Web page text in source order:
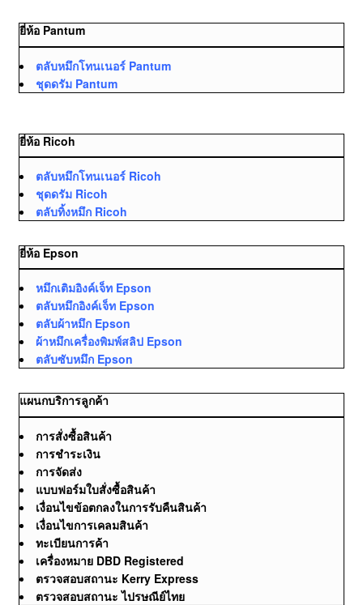
ยี่ห้อ Pantum
ตลับหมึกโทนเนอร์ Pantum
ชุดดรัม Pantum
ยี่ห้อ Ricoh
ตลับหมึกโทนเนอร์ Ricoh
ชุดดรัม Ricoh
ตลับทิ้งหมึก Ricoh
ยี่ห้อ Epson
หมึกเติมอิงค์เจ็ท Epson
ตลับหมึกอิงค์เจ็ท Epson
ตลับผ้าหมึก Epson
ผ้าหมึกเครื่องพิมพ์สลิป Epson
ตลับซับหมึก Epson
แผนกบริการลูกค้า
การสั่งซื้อสินค้า
การชำระเงิน
การจัดส่ง
แบบฟอร์มใบสั่งซื้อสินค้า
เงื่อนไขข้อตกลงในการรับคืนสินค้า
เงื่อนไขการเคลมสินค้า
ทะเบียนการค้า
เครื่องหมาย DBD Registered
ตรวจสอบสถานะ Kerry Express
ตรวจสอบสถานะ ไปรษณีย์ไทย